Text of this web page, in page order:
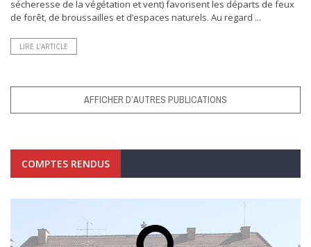
sécheresse de la végétation et vent) favorisent les départs de feux
de forêt, de broussailles et d’espaces naturels. Au regard ...
LIRE L’ARTICLE
AFFICHER D’AUTRES PUBLICATIONS
COMPTES RENDUS